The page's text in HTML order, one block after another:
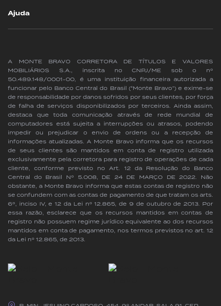
Ajuda
A MONTE BRAVO CORRETORA DE TÍTULOS E VALORES
MOBILIÁRIOS S.A., inscrita no CNPJ/ME sob o nº
50.489.148/0001-00, é uma instituição financeira autorizada a
funcionar pelo Banco Central do Brasil (“Monte Bravo”) e exime-se
de responsabilidade por danos sofridos por seus clientes, por força
de falha de serviços disponibilizados por terceiros. Ainda assim,
destaca que toda comunicação através de rede mundial de
computadores está sujeita a interrupções ou atrasos, podendo
impedir ou prejudicar o envio de ordens ou a recepção de
informações atualizadas. A Monte Bravo informa que os recursos
de seus clientes são mantidos em conta de registro utilizada
exclusivamente pela corretora para registro de operações de cada
cliente, conforme previsto no Art. 12 da Resolução do Banco
Central do Brasil Nº 5.008, DE 24 DE MARÇO DE 2022. Não
obstante, a Monte Bravo informa que estas contas de registro não
se confundem com as contas de pagamento de que tratam os arts.
6º, inciso IV, e 12 da Lei nº 12.865, de 9 de outubro de 2013. Por
essa razão, esclarece que os recursos mantidos em contas de
registro não possuem regime jurídico equivalente ao dos recursos
mantidos em conta de pagamento, nos termos previstos no art. 12
da Lei nº 12.865, de 2013.